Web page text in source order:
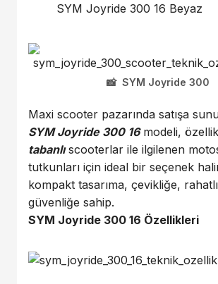
SYM Joyride 300 16 Beyaz
SYM Joyride 300
Maxi scooter pazarında satışa
SYM Joyride 300 16 modeli,
tabanlıscooterlar ile ilgilenen
tutkunları için ideal bir seçenek
kompakt tasarıma, çevikliğe,
güvenliğe sahip.
SYM Joyride 300 16 Özellikleri